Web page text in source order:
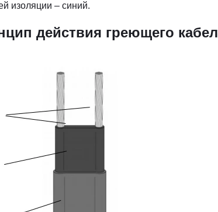
изоляции – синий.
действия греющего